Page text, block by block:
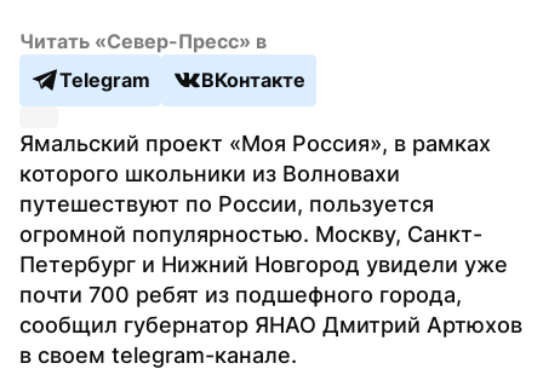
Читать «Север-Пресс» в
Telegram
ВКонтакте
Ямальский проект «Моя Россия», в рамках
которого школьники из Волновахи
путешествуют по России, пользуется
огромной популярностью. Москву, Санкт-
Петербург и Нижний Новгород увидели уже
почти 700 ребят из подшефного города,
сообщил губернатор ЯНАО Дмитрий Артюхов
в своем telegram-канале.